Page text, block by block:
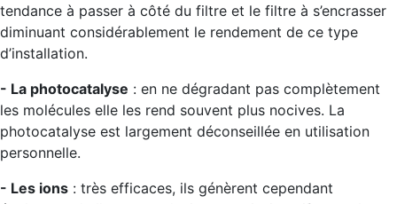
tendance à passer à côté du filtre et le filtre à s’encrasser
diminuant considérablement le rendement de ce type
d’installation.
- La photocatalyse : en ne dégradant pas complètement
les molécules elle les rend souvent plus nocives. La
photocatalyse est largement déconseillée en utilisation
personnelle.
- Les ions : très efficaces, ils génèrent cependant